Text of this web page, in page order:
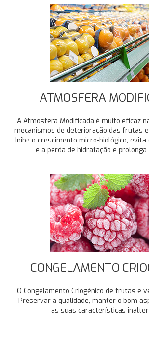
ATMOSFERA
A Atmosfera Modificada é muito eficaz
mecanismos de deterioração das frutas
Inibe o crescimento micro-biológico, evita
e a perda de hidratação e prolonga
CONGELAMENTO
O Congelamento Criogénico de frutas e
Preservar a qualidade, manter o bom
as suas características